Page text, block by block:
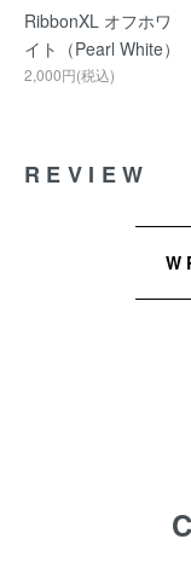
RibbonXL オフホワ
イト（Pearl White）
2,000円(税込)
REVIEW